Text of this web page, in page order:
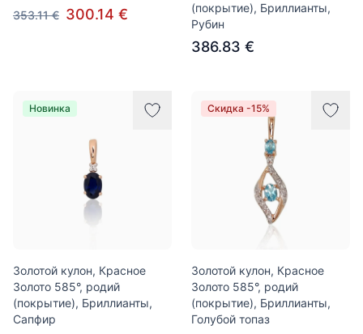
353.11 € 300.14 €
(покрытие), Бриллианты,
Рубин
386.83 €
Новинка
Золотой кулон, Красное
Золото 585°, родий
(покрытие), Бриллианты,
Сапфир
Скидка -15%
Золотой кулон, Красное
Золото 585°, родий
(покрытие), Бриллианты,
Голубой топаз